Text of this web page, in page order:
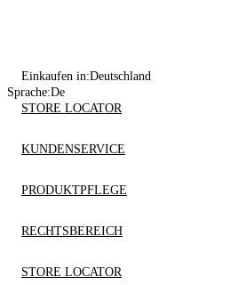
Einkaufen in:Deutschland
Sprache:De
STORE LOCATOR
KUNDENSERVICE
PRODUKTPFLEGE
RECHTSBEREICH
STORE LOCATOR